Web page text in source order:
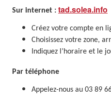
Sur internet : tad.solea.info
Créez votre compte en
Choisissez votre zone,
Indiquez l’horaire et le
Par téléphone
Appelez-nous au 03 89